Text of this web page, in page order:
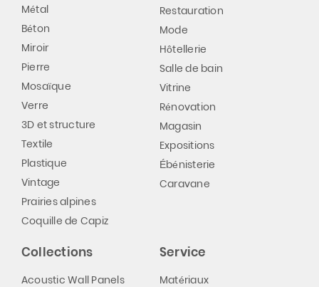
Métal
Béton
Miroir
Pierre
Mosaïque
Verre
3D et structure
Textile
Plastique
Vintage
Prairies alpines
Coquille de Capiz
Restauration
Mode
Hôtellerie
Salle de bain
Vitrine
Rénovation
Magasin
Expositions
Ébénisterie
Caravane
Collections
Acoustic Wall Panels
Service
Matériaux